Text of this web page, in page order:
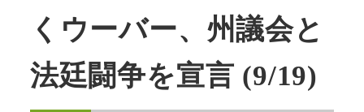
くウーバー、州議会と
法廷闘争を宣言 (9/19)